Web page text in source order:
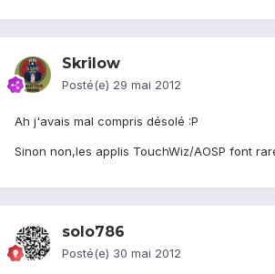
Skrilow
Posté(e) 29 mai 2012
Ah j'avais mal compris désolé :P
Sinon non,les applis TouchWiz/AOSP font
solo786
Posté(e) 30 mai 2012